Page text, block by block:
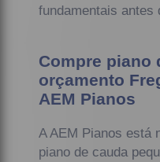
fundamentais antes
Compre piano
orçamento
AEM Pianos
A AEM Pianos está
piano de cauda